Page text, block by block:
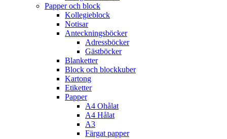
Papper och block
Kollegieblock
Notisar
Anteckningsböcker
Adressböcker
Gästböcker
Blanketter
Block och blockkuber
Kartong
Etiketter
Papper
A4 Ohålat
A4 Hålat
A3
Färgat papper